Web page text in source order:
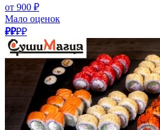
от 900 ₽
Мало оценок
₽₽₽₽